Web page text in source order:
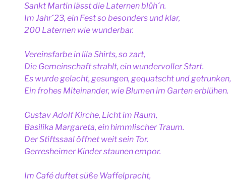
Sankt Martin lässt die Laternen blüh´n.
Im Jahr´23, ein Fest so besonders und klar,
200 Laternen wie wunderbar.
Vereinsfarbe in lila Shirts, so zart,
Die Gemeinschaft strahlt, ein wundervoller Start.
Es wurde gelacht, gesungen, gequatscht und getrunken,
Ein frohes Miteinander, wie Blumen im Garten erblühen.
Gustav Adolf Kirche, Licht im Raum,
Basilika Margareta, ein himmlischer Traum.
Der Stiftssaal öffnet weit sein Tor.
Gerresheimer Kinder staunen empor.
Im Café duftet süße Waffelpracht,